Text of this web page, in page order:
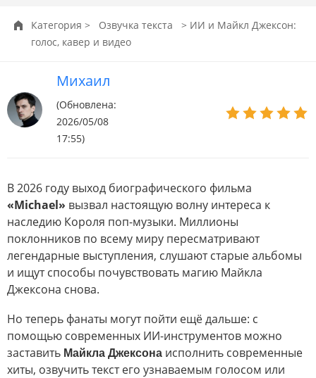
Категория > Озвучка текста
> ИИ и Майкл Джексон:
голос, кавер и видео
Михаил
(Обновлена:
2026/05/08
17:55)
В 2026 году выход биографического фильма
«Michael» вызвал настоящую волну интереса к
наследию Короля поп-музыки. Миллионы
поклонников по всему миру пересматривают
легендарные выступления, слушают старые альбомы
и ищут способы почувствовать магию Майкла
Джексона снова.
Но теперь фанаты могут пойти ещё дальше: с
помощью современных ИИ-инструментов можно
заставить Майкла Джексона исполнить современные
хиты, озвучить текст его узнаваемым голосом или